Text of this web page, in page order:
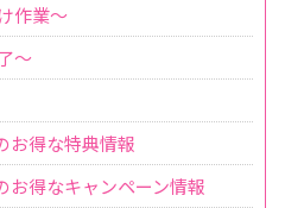
作業～
～
お得な特典情報
お得なキャンペーン情報